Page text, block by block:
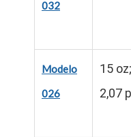
032
Modelo
026
15
2,07